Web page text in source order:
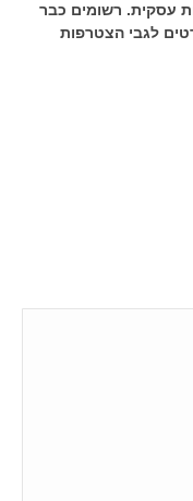
עסקית. רשומים כבר
לגבי הצטרפות